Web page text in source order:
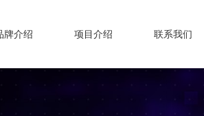
牌介绍 项目介绍 联系我们